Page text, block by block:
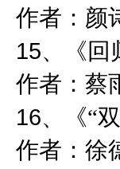
作者：颜
15、《回
作者：蔡
16、《“
作者：徐